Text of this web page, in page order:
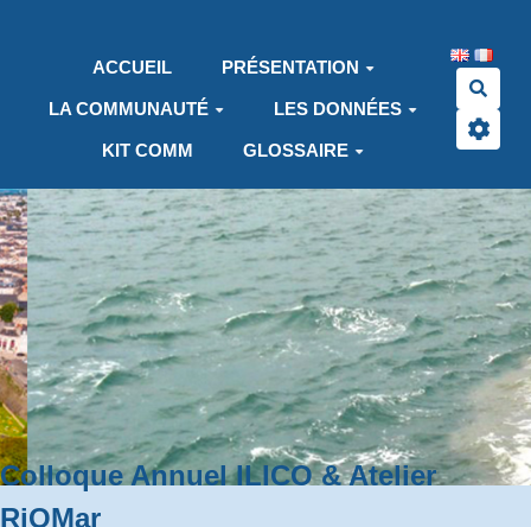
ACCUEIL
PRÉSENTATION
LA COMMUNAUTÉ LES DONNÉES
KIT COMM GLOSSAIRE
Colloque Annuel ILICO & Atelier
RiOMar